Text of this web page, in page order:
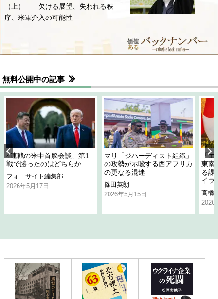
（上）――欠ける展望、失われる秩
序、米軍介入の可能性
無料公開中の記事
4連戦の米中首脳会談、第1
戦で勝ったのはどちらか
フォーサイト編集部
2026年5月17日
マリ「ジハーディスト組織」
の攻勢が示唆する西アフリカ
の更なる混迷
篠田英朗
2026年5月15日
「
東南
る課
イラ
高橋
2026